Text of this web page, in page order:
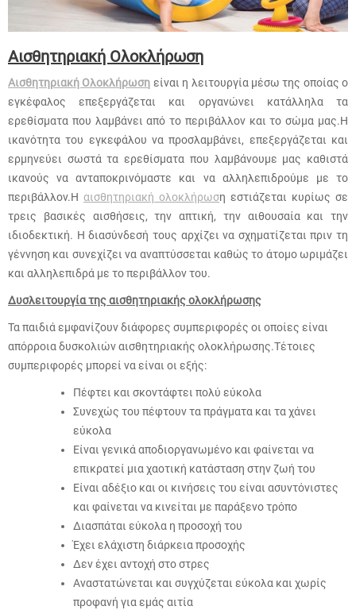
Αισθητηριακή Ολοκλήρωση
Αισθητηριακή Ολοκλήρωση είναι η λειτουργία μέσω της οποίας ο
εγκέφαλος επεξεργάζεται και οργανώνει κατάλληλα τα
ερεθίσματα που λαμβάνει από το περιβάλλον και το σώμα μας.Η
ικανότητα του εγκεφάλου να προσλαμβάνει, επεξεργάζεται και
ερμηνεύει σωστά τα ερεθίσματα που λαμβάνουμε μας καθιστά
ικανούς να ανταποκρινόμαστε και να αλληλεπιδρούμε με το
περιβάλλον.Η αισθητηριακή ολοκλήρωση εστιάζεται κυρίως σε
τρεις βασικές αισθήσεις, την απτική, την αιθουσαία και την
ιδιοδεκτική. Η διασύνδεσή τους αρχίζει να σχηματίζεται πριν τη
γέννηση και συνεχίζει να αναπτύσσεται καθώς το άτομο ωριμάζει
και αλληλεπιδρά με το περιβάλλον του.
Δυσλειτουργία της αισθητηριακήςολοκλήρωσης
Τα παιδιά εμφανίζουν διάφορες συμπεριφορές οι οποίες είναι
απόρροια δυσκολιών αισθητηριακής ολοκλήρωσης.Τέτοιες
συμπεριφορές μπορεί να είναι οι εξής:
Πέφτει και σκοντάφτει πολύ εύκολα
Συνεχώς του πέφτουν τα πράγματα και τα χάνει
εύκολα
Είναι γενικά αποδιοργανωμένο και φαίνεται να
επικρατεί μια χαοτική κατάσταση στην ζωή του
Είναι αδέξιο και οι κινήσεις του είναι ασυντόνιστες
και φαίνεται να κινείται με παράξενο τρόπο
Διασπάται εύκολα η προσοχή του
Έχει ελάχιστη διάρκεια προσοχής
Δεν έχει αντοχή στο στρες
Αναστατώνεται και συγχύζεται εύκολα και χωρίς
προφανή για εμάς αιτία